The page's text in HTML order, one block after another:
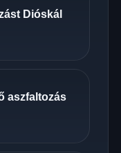
Dióskál
aszfaltozás